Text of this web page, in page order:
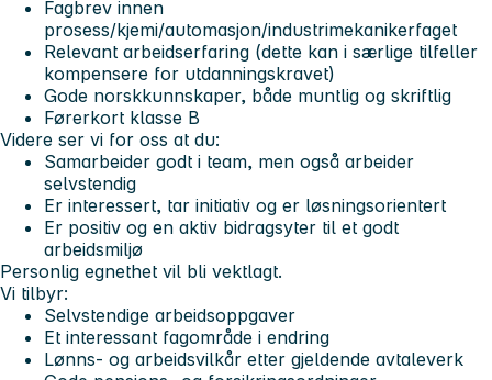
Fagbrev innen
prosess/kjemi/automasjon/industrimekanikerfaget
Relevant arbeidserfaring (dette kan i særlige tilfeller
kompensere for utdanningskravet)
Gode norskkunnskaper, både muntlig og skriftlig
Førerkort klasse B
Videre ser vi for oss at du:
Samarbeider godt i team, men også arbeider
selvstendig
Er interessert, tar initiativ og er løsningsorientert
Er positiv og en aktiv bidragsyter til et godt
arbeidsmiljø
Personlig egnethet vil bli vektlagt.
Vi tilbyr:
Selvstendige arbeidsoppgaver
Et interessant fagområde i endring
Lønns- og arbeidsvilkår etter gjeldende avtaleverk